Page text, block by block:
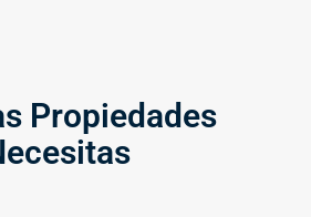
Propiedades